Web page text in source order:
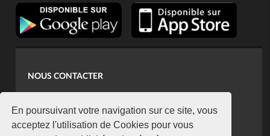
En poursuivant votre navigation sur ce site, vous
acceptez l'utilisation de Cookies pour vous
NOUS CONTACTER
koaci@yahoo.fr
+225 07 08 85 52 93